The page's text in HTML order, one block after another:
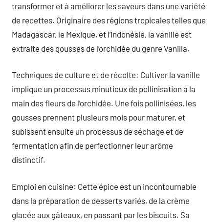
transformer et à améliorer les saveurs dans une variété
de recettes. Originaire des régions tropicales telles que
Madagascar, le Mexique, et l’Indonésie, la vanille est
extraite des gousses de l’orchidée du genre Vanilla.
Techniques de culture et de récolte: Cultiver la vanille
implique un processus minutieux de pollinisation à la
main des fleurs de l’orchidée. Une fois pollinisées, les
gousses prennent plusieurs mois pour maturer, et
subissent ensuite un processus de séchage et de
fermentation afin de perfectionner leur arôme
distinctif.
Emploi en cuisine: Cette épice est un incontournable
dans la préparation de desserts variés, de la crème
glacée aux gâteaux, en passant par les biscuits. Sa